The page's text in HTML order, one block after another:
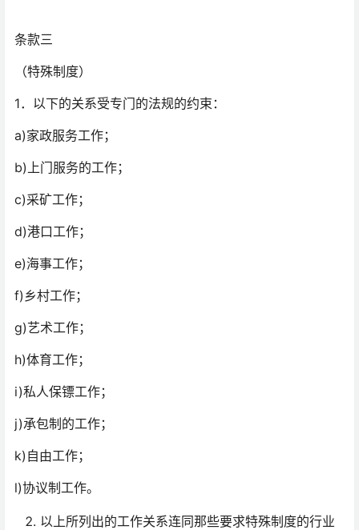
条款三
（特殊制度）
1．以下的关系受专门的法规的约束：
a)家政服务工作；
b)上门服务的工作；
c)采矿工作；
d)港口工作；
e)海事工作；
f)乡村工作；
g)艺术工作；
h)体育工作；
i)私人保镖工作；
j)承包制的工作；
k)自由工作；
l)协议制工作。
以上所列出的工作关系连同那些要求特殊制度的行业